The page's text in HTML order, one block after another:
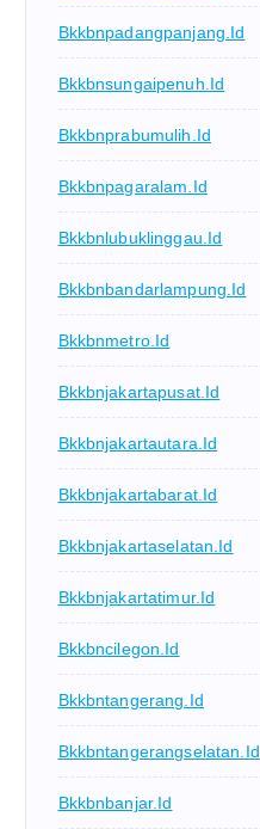
Bkkbnpadangpanjang.id
Bkkbnsungaipenuh.id
Bkkbnprabumulih.id
Bkkbnpagaralam.id
Bkkbnlubuklinggau.id
Bkkbnbandarlampung.id
Bkkbnmetro.id
Bkkbnjakartapusat.id
Bkkbnjakartautara.id
Bkkbnjakartabarat.id
Bkkbnjakartaselatan.id
Bkkbnjakartatimur.id
Bkkbncilegon.id
Bkkbntangerang.id
Bkkbntangerangselatan.id
Bkkbnbanjar.id